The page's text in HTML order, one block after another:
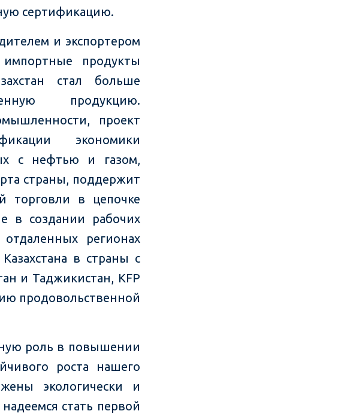
сертификацию.
и экспортером
продукты
стал больше
продукцию.
проект
экономики
с нефтью и газом,
страны, поддержит
торговли в цепочке
в создании рабочих
регионах
в страны с
и Таджикистан, KFP
продовольственной
роль в повышении
роста нашего
экологически и
стать первой